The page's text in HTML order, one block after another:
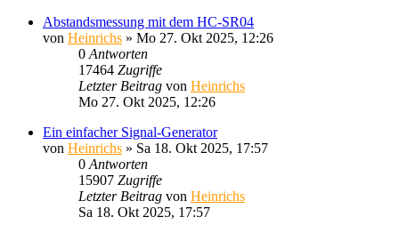
Abstandsmessung mit dem HC-SR04
von Heinrichs » Mo 27. Okt 2025, 12:26
0 Antworten
17464 Zugriffe
Letzter Beitrag von Heinrichs
Mo 27. Okt 2025, 12:26
Ein einfacher Signal-Generator
von Heinrichs » Sa 18. Okt 2025, 17:57
0 Antworten
15907 Zugriffe
Letzter Beitrag von Heinrichs
Sa 18. Okt 2025, 17:57